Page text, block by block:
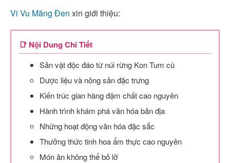
Vi Vu Măng Đen xin giới thiệu:
📑 Nội Dung Chi Tiết
Sản vật độc đáo từ núi rừng Kon Tum cũ
Dược liệu và nông sản đặc trưng
Kiến trúc gian hàng đậm chất cao nguyên
Hành trình khám phá văn hóa bản địa
Những hoạt động văn hóa đặc sắc
Thưởng thức tinh hoa ẩm thực cao nguyên
Món ăn không thể bỏ lỡ